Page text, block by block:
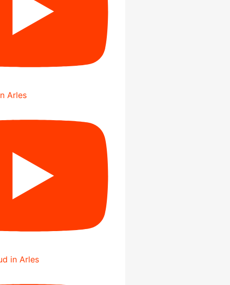
Arles
in Arles